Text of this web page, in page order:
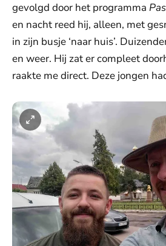
gevolgd door het programma
en nacht reed hij, alleen, met
in zijn busje ‘naar huis’.
en weer. Hij zat er compleet
raakte me direct. Deze jongen